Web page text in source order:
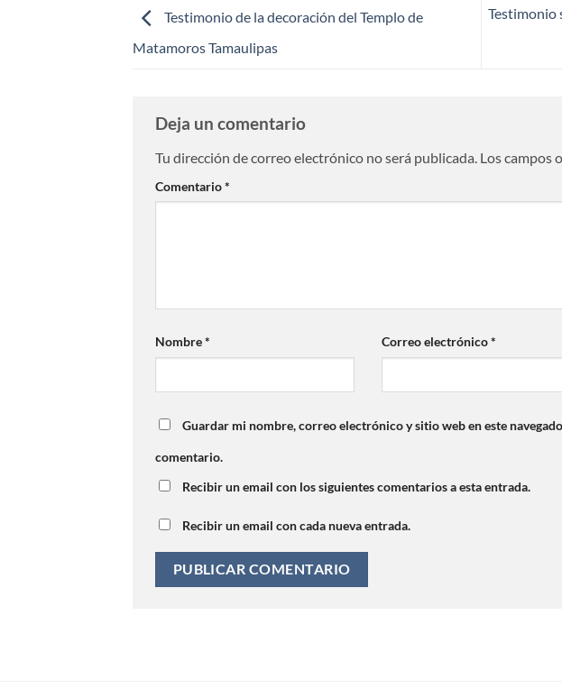
Testimonio de la decoración del Templo de
Matamoros Tamaulipas
Testimonio
Deja un comentario
Tu dirección de correo electrónico no será publicada. Los campos
Comentario*
Nombre* Correo electrónico*
Guardar mi nombre, correo electrónico y sitio web en este
comentario.
Recibir un email con los siguientes comentarios a esta entrada.
Recibir un email con cada nueva entrada.